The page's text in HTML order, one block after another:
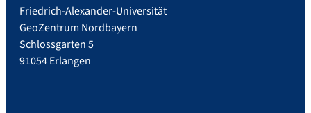
Friedrich-Alexander-Universität
GeoZentrum Nordbayern
Schlossgarten 5
91054 Erlangen